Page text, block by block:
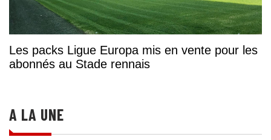
Les packs Ligue Europa mis en vente pour les
abonnés au Stade rennais
A LA UNE